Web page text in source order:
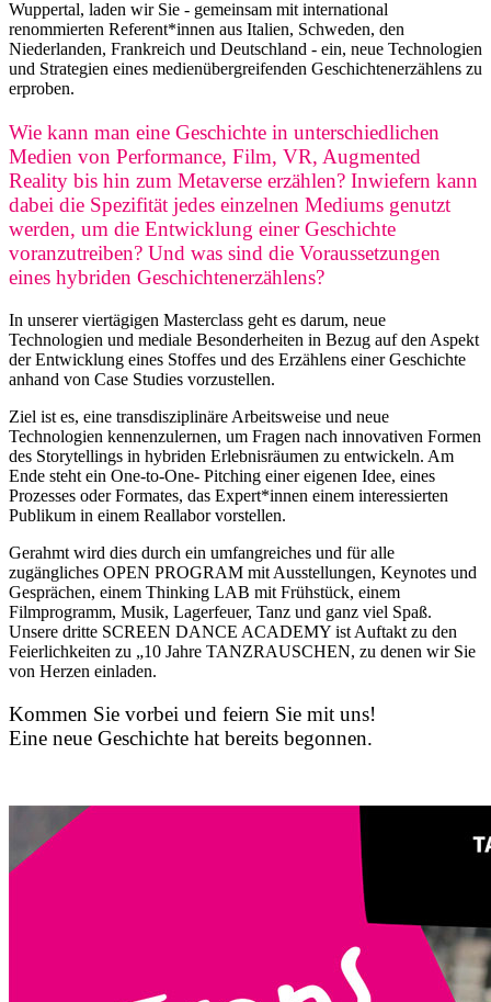
Wuppertal, laden wir Sie - gemeinsam mit international
renommierten Referent*innen aus Italien, Schweden, den
Niederlanden, Frankreich und Deutschland - ein, neue Technologien
und Strategien eines medienübergreifenden Geschichtenerzählens zu
erproben.
Wie kann man eine Geschichte in unterschiedlichen
Medien von Performance, Film, VR, Augmented
Reality bis hin zum Metaverse erzählen? Inwiefern kann
dabei die Spezifität jedes einzelnen Mediums genutzt
werden, um die Entwicklung einer Geschichte
voranzutreiben? Und was sind die Voraussetzungen
eines hybriden Geschichtenerzählens?
In unserer viertägigen Masterclass geht es darum, neue
Technologien und mediale Besonderheiten in Bezug auf den Aspekt
der Entwicklung eines Stoffes und des Erzählens einer Geschichte
anhand von Case Studies vorzustellen.
Ziel ist es, eine transdisziplinäre Arbeitsweise und neue
Technologien kennenzulernen, um Fragen nach innovativen Formen
des Storytellings in hybriden Erlebnisräumen zu entwickeln. Am
Ende steht ein One-to-One- Pitching einer eigenen Idee, eines
Prozesses oder Formates, das Expert*innen einem interessierten
Publikum in einem Reallabor vorstellen.
Gerahmt wird dies durch ein umfangreiches und für alle
zugängliches OPEN PROGRAM mit Ausstellungen, Keynotes und
Gesprächen, einem Thinking LAB mit Frühstück, einem
Filmprogramm, Musik, Lagerfeuer, Tanz und ganz viel Spaß.
Unsere dritte SCREEN DANCE ACADEMY ist Auftakt zu den
Feierlichkeiten zu „10 Jahre TANZRAUSCHEN, zu denen wir Sie
von Herzen einladen.
Kommen Sie vorbei und feiern Sie mit uns!
Eine neue Geschichte hat bereits begonnen.